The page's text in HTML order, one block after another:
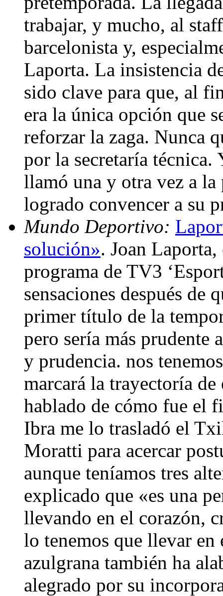
trabajar, y mucho, al
barcelonista y,
Laporta. La insistencia
sido clave para que, al
era la única opción que
reforzar la zaga. Nunca
por la secretaría técnica.
llamó una y otra vez a la
logrado convencer a su
Mundo Deportivo:
solución». Joan
programa de TV3
sensaciones después de
primer título de la
pero sería más prudente
y prudencia. nos
marcará la trayectoría
hablado de cómo fue el
Ibra me lo trasladó el
Moratti para acercar
aunque teníamos tres
explicado que «es una
llevando en el corazón,
lo tenemos que llevar
azulgrana también ha
alegrado por su